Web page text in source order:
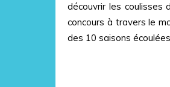
découvrir les coulisses
concours à travers le
des 10 saisons